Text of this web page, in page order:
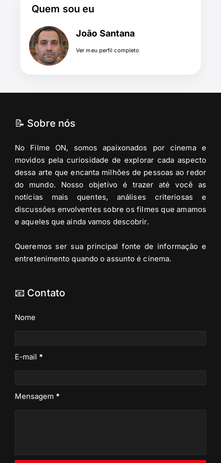
Quem sou eu
João Santana
Ver meu perfil completo
📝 Sobre nós
No Filme ON, somos apaixonados por cinema e
movidos pela curiosidade de explorar cada aspecto
dessa arte que encanta milhões de pessoas ao redor
do mundo. Nosso objetivo é trazer até você as
notícias mais quentes, análises criteriosas e
discussões envolventes sobre os filmes que amamos
e aqueles que ainda vamos descobrir.
Queremos ser sua principal fonte de informação e
entretenimento quando o assunto é cinema.
📧 Contato
Nome
E-mail *
Mensagem *